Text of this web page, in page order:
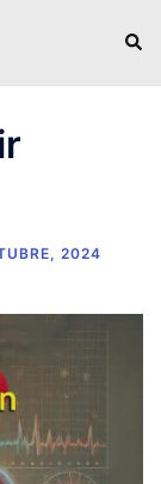
2024